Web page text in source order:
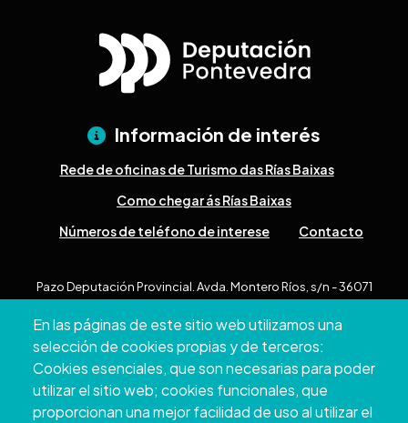
En las páginas de este sitio web utilizamos una
selección de cookies propias y de terceros:
Cookies esenciales, que son necesarias para poder
utilizar el sitio web; cookies funcionales, que
proporcionan una mejor facilidad de uso al utilizar el
Información de interés
Rede de oficinas de Turismo das Rías Baixas
Como chegar ás Rías Baixas
Números de teléfono de interese
Contacto
Pazo Deputación Provincial. Avda. Montero Ríos, s/n - 36071
+34 986 804 100 | +34 986 804 124